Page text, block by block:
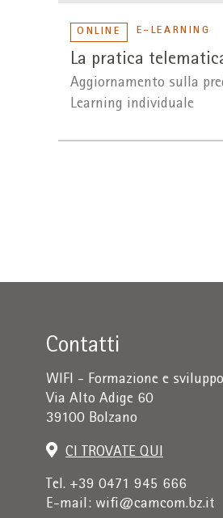
ONLINE E-LEARNING
La pratica
Aggiornamento sulla
Learning individuale
Contatti
WIFI - Formazione e
Via Alto Adige 60
39100 Bolzano
CI TROVATE QUI
Tel. +39 0471 945 666
E-mail: wifi@camcom.bz.it